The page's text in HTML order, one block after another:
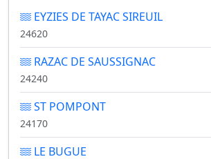
EYZIES DE TAYAC SIREUIL
24620
RAZAC DE SAUSSIGNAC
24240
ST POMPONT
24170
LE BUGUE